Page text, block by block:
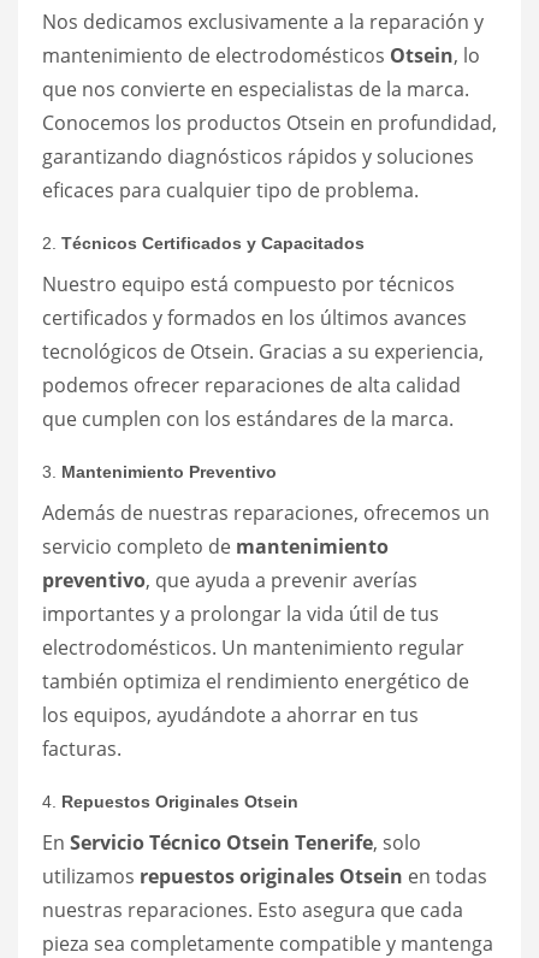
Nos dedicamos exclusivamente a la reparación y
mantenimiento de electrodomésticos Otsein, lo
que nos convierte en especialistas de la marca.
Conocemos los productos Otsein en profundidad,
garantizando diagnósticos rápidos y soluciones
eficaces para cualquier tipo de problema.
2. Técnicos Certificados y Capacitados
Nuestro equipo está compuesto por técnicos
certificados y formados en los últimos avances
tecnológicos de Otsein. Gracias a su experiencia,
podemos ofrecer reparaciones de alta calidad
que cumplen con los estándares de la marca.
3. Mantenimiento Preventivo
Además de nuestras reparaciones, ofrecemos un
servicio completo de mantenimiento
preventivo, que ayuda a prevenir averías
importantes y a prolongar la vida útil de tus
electrodomésticos. Un mantenimiento regular
también optimiza el rendimiento energético de
los equipos, ayudándote a ahorrar en tus
facturas.
4. Repuestos Originales Otsein
En Servicio Técnico Otsein Tenerife, solo
utilizamos repuestos originales Otsein en todas
nuestras reparaciones. Esto asegura que cada
pieza sea completamente compatible y mantenga